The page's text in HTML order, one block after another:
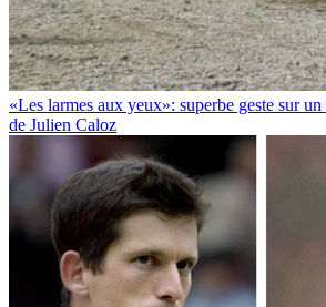
«Les larmes aux yeux»: superbe geste sur
de Julien Caloz